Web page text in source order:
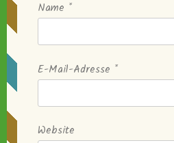
Name *
E-Mail-Adresse *
Website